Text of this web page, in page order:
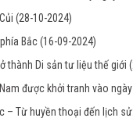
(28-10-2024)
Bắc(16-09-2024)
thành Di sản tư liệu thế giới
được khởi tranh vào
– Từ huyền thoại đến lịch sử.